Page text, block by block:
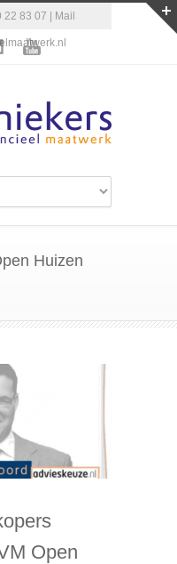
83 07 | Mail
Huizen
Open